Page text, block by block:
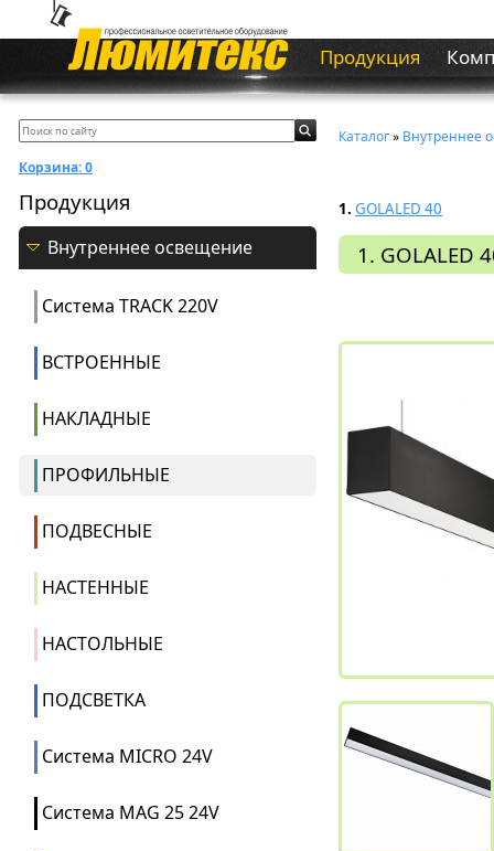
Продукция
Корзина:0
Продукция
Внутреннее освещение
Система ТRACK 220V
ВСТРОЕННЫЕ
НАКЛАДНЫЕ
ПРОФИЛЬНЫЕ
ПОДВЕСНЫЕ
НАСТЕННЫЕ
НАСТОЛЬНЫЕ
ПОДСВЕТКА
Система MICRO 24V
Система MAG 25 24V
Каталог» Внутреннее
1. GOLALED 40
1. GOLALED